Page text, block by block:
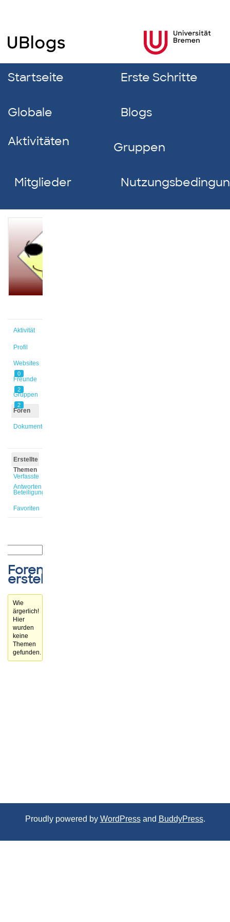
Startseite Erste Schritte
Globale
Aktivitäten
Blogs
Gruppen
Mitglieder
Aktivität
Profil
Websites
0
Freunde
2
Gruppen
2
Foren
Dokumente
Erstellte
Themen
Verfasste
Antworten
Beteiligungen
Favoriten
Forenthemen
erstellt
Wie
ärgerlich!
Hier
wurden
keine
Themen
gefunden.
Proudly powered by WordPressand BuddyPress.